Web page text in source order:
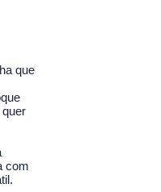
que
com